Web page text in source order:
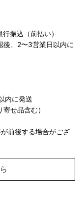
振込（前払い）
後、2〜3営業日以内に
内に発送
せ品含む）
前後する場合がござ